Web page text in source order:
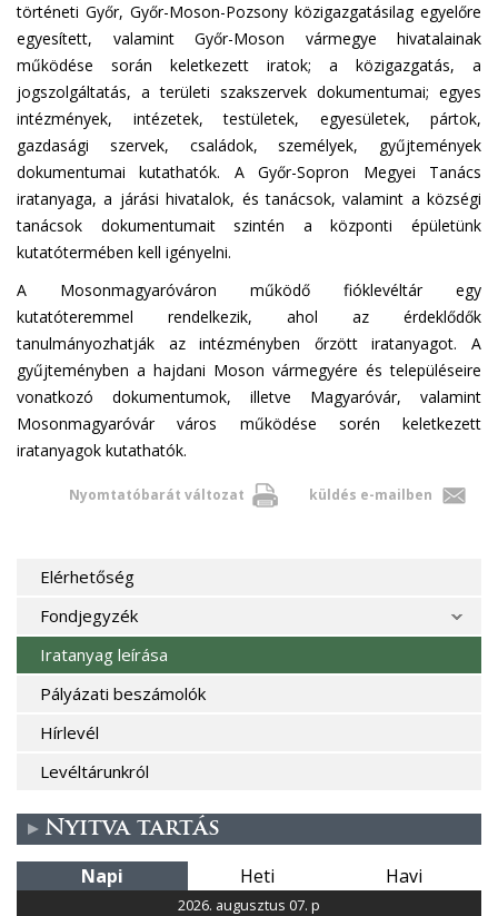
történeti Győr, Győr-Moson-Pozsony közigazgatásilag egyelőre
egyesített, valamint Győr-Moson vármegye hivatalainak
működése során keletkezett iratok; a közigazgatás, a
jogszolgáltatás, a területi szakszervek dokumentumai; egyes
intézmények, intézetek, testületek, egyesületek, pártok,
gazdasági szervek, családok, személyek, gyűjtemények
dokumentumai kutathatók. A Győr-Sopron Megyei Tanács
iratanyaga, a járási hivatalok, és tanácsok, valamint a községi
tanácsok dokumentumait szintén a központi épületünk
kutatótermében kell igényelni.
A Mosonmagyaróváron működő fióklevéltár egy
kutatóteremmel rendelkezik, ahol az érdeklődők
tanulmányozhatják az intézményben őrzött iratanyagot. A
gyűjteményben a hajdani Moson vármegyére és településeire
vonatkozó dokumentumok, illetve Magyaróvár, valamint
Mosonmagyaróvár város működése sorén keletkezett
iratanyagok kutathatók.
Nyomtatóbarát változat küldés e-mailben
Elérhetőség
Fondjegyzék
Iratanyag leírása
Pályázati beszámolók
Hírlevél
Levéltárunkról
Nyitva tartás
Napi Heti Havi
2026. augusztus 07. p